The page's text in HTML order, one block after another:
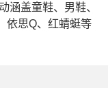
涵盖童鞋、男鞋、
依思Q、红蜻蜓等